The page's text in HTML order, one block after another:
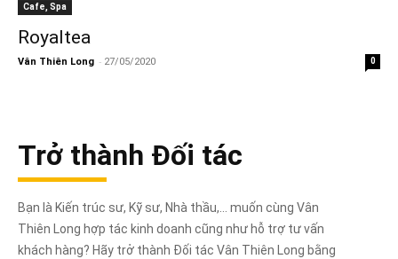
Cafe, Spa
Royaltea
Vân Thiên Long - 27/05/2020 0
Trở thành Đối tác
Bạn là Kiến trúc sư, Kỹ sư, Nhà thầu,... muốn cùng Vân
Thiên Long hợp tác kinh doanh cũng như hỗ trợ tư vấn
khách hàng? Hãy trở thành Đối tác Vân Thiên Long bằng